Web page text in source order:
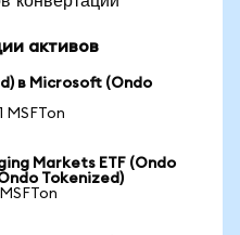
активов
в Microsoft (Ondo
MSFTon
Markets ETF (Ondo
Tokenized)